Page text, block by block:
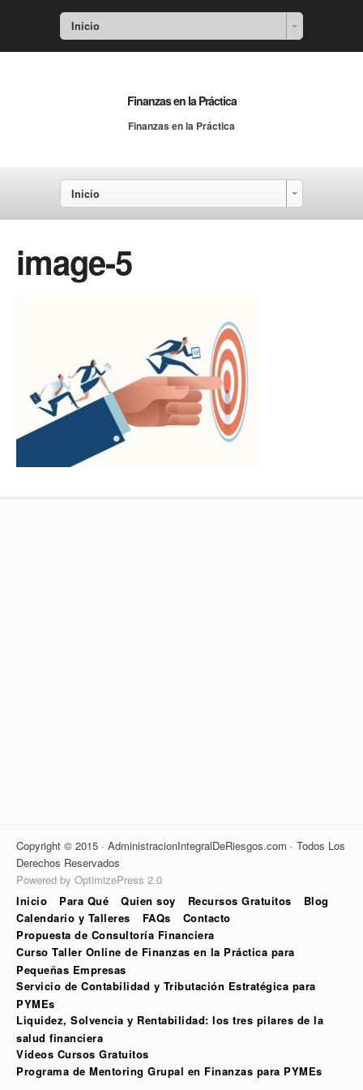
Inicio
Finanzas en la Práctica
Finanzas en la Práctica
Inicio
image-5
Copyright © 2015 · AdministracionIntegralDeRiesgos.com · Todos Los
Derechos Reservados
Powered by OptimizePress 2.0
Inicio
Para Qué Quien soy Recursos Gratuitos
Blog
Calendario y Talleres
FAQs
Contacto
Propuesta de Consultoría Financiera
Curso Taller Online de Finanzas en la Práctica para
Pequeñas Empresas
Servicio de Contabilidad y Tributación Estratégica para
PYMEs
Liquidez, Solvencia y Rentabilidad: los tres pilares de la
salud financiera
Videos Cursos Gratuitos
Programa de Mentoring Grupal en Finanzas para PYMEs